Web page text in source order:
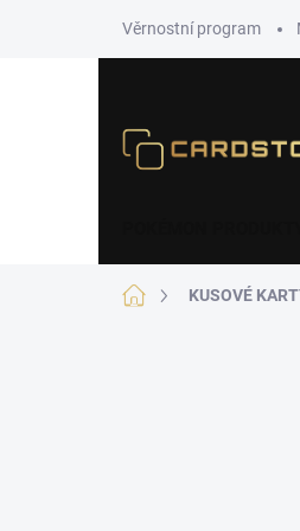
Věrnostní program
Domů KUSOVÉ